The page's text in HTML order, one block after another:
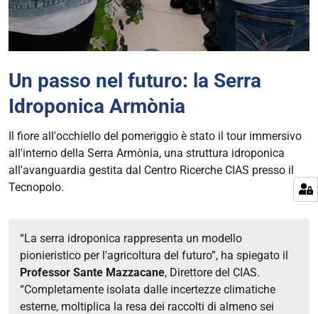
Un passo nel futuro: la Serra
Idroponica Armònia
Il fiore all'occhiello del pomeriggio è stato il tour immersivo
all'interno della Serra Armònia, una struttura idroponica
all'avanguardia gestita dal Centro Ricerche CIAS presso il
Tecnopolo.
“La serra idroponica rappresenta un modello
pionieristico per l'agricoltura del futuro”, ha spiegato il
Professor Sante Mazzacane, Direttore del CIAS.
“Completamente isolata dalle incertezze climatiche
esterne, moltiplica la resa dei raccolti di almeno sei